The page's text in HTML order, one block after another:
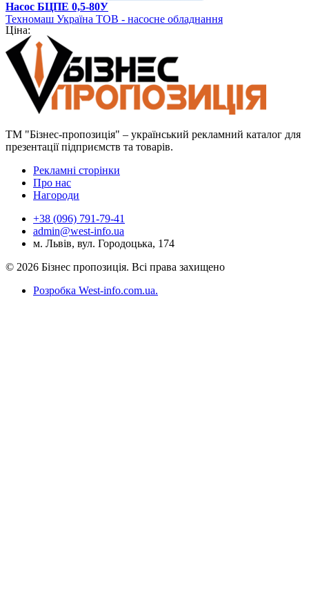
Насос БЦПЕ 0,5-80У
Техномаш Україна ТОВ - насосне обладнання
Ціна:
ТМ "Бізнес-пропозиція" – український рекламний каталог для
презентації підприємств та товарів.
Рекламні сторінки
Про нас
Нагороди
+38 (096) 791-79-41
admin@west-info.ua
м. Львів, вул. Городоцька, 174
© 2026 Бізнес пропозиція. Всі права захищено
Розробка West-info.com.ua.